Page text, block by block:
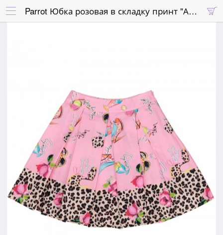
 
Parrot Юбка розовая в складку принт "Аксессуары модницы"